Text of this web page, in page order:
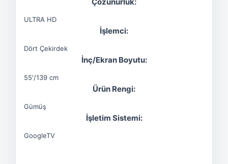
Çözünürlük:
ULTRA HD
İşlemci:
Dört Çekirdek
İnç/Ekran Boyutu:
55'/139 cm
Ürün Rengi:
Gümüş
İşletim Sistemi:
GoogleTV